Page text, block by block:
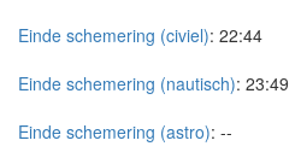
Einde schemering (civiel): 22:44
Einde schemering (nautisch): 23:49
Einde schemering (astro): --